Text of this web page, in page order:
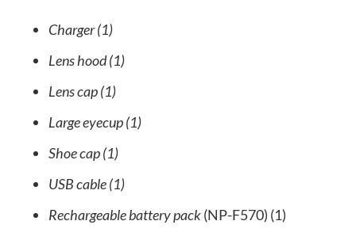
Charger (1)
Lens hood (1)
Lens cap (1)
Large eyecup (1)
Shoe cap (1)
USB cable (1)
Rechargeable battery pack(NP-F570) (1)